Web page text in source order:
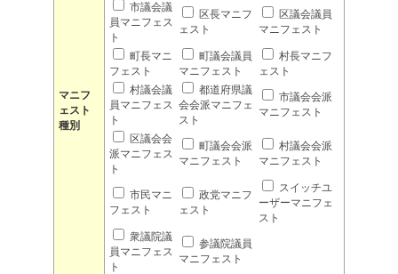
マニフ
ェスト
種別
市議会議
員マニフェス
ト
区長マニフ
ェスト
区議会議員
マニフェスト
町長マニ
フェスト
町議会議員
マニフェスト
村長マニフ
ェスト
村議会議
員マニフェス
ト
都道府県議
会会派マニフェ
スト
市議会会派
マニフェスト
区議会会
派マニフェス
ト
町議会会派
マニフェスト
村議会会派
マニフェスト
市民マニ
フェスト
政党マニフ
ェスト
スイッチユ
ーザーマニフェ
スト
衆議院議
員マニフェス
ト
参議院議員
マニフェスト